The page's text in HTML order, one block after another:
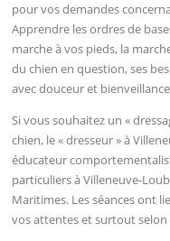
pour vos demandes
Apprendre les ordres de
marche à vos pieds, la
du chien en question, ses
avec douceur et
Si vous souhaitez un «
chien, le « dresseur » à
éducateur
particuliers à Villeneuve-
Maritimes. Les séances ont
vos attentes et surtout selon